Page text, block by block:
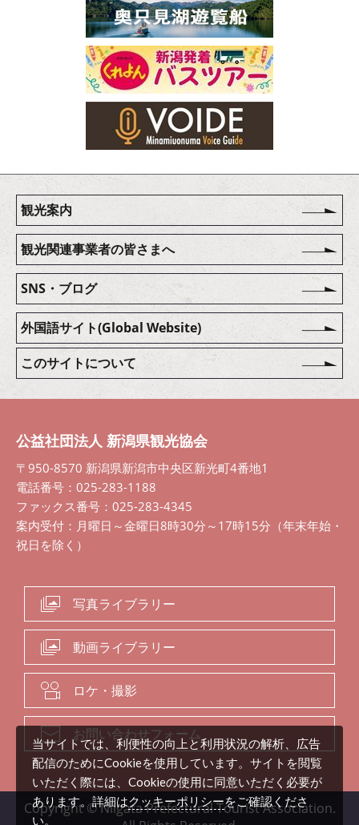
観光案内
観光関連事業者の皆さまへ
SNS・ブログ
外国語サイト(Global Website)
このサイトについて
公益社団法人 新潟県観光協会
〒950-8570 新潟県新潟市中央区新光町4番地1
電話番号：025-283-1188
ファックス番号：025-283-4345
案内受付：月曜日～金曜日8時30分～17時15分（年末年始・
祝日を除く）
写真ライブラリー
動画ライブラリー
ロケ・撮影
お問い合わせフォーム
Copyright © Niigata Prefectural Tourist Association.
当サイトでは、利便性の向上と利用状況の解析、広告
配信のためにCookieを使用しています。サイトを閲覧
いただく際には、Cookieの使用に同意いただく必要が
あります。詳細はクッキーポリシーをご確認くださ
い。